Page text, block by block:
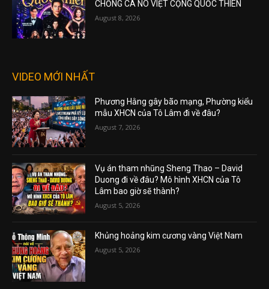
CHỐNG CA NÔ VIỆT CỘNG QUỐC THIÊN
August 8, 2026
VIDEO MỚI NHẤT
Phương Hằng gây bão mạng, Phường kiểu
mẫu XHCN của Tô Lâm đi về đâu?
August 7, 2026
Vụ án tham nhũng Sheng Thao – David
Duong đi về đâu? Mô hình XHCN của Tô
Lâm bao giờ sẽ thành?
August 5, 2026
Khủng hoảng kim cương vàng Việt Nam
August 5, 2026